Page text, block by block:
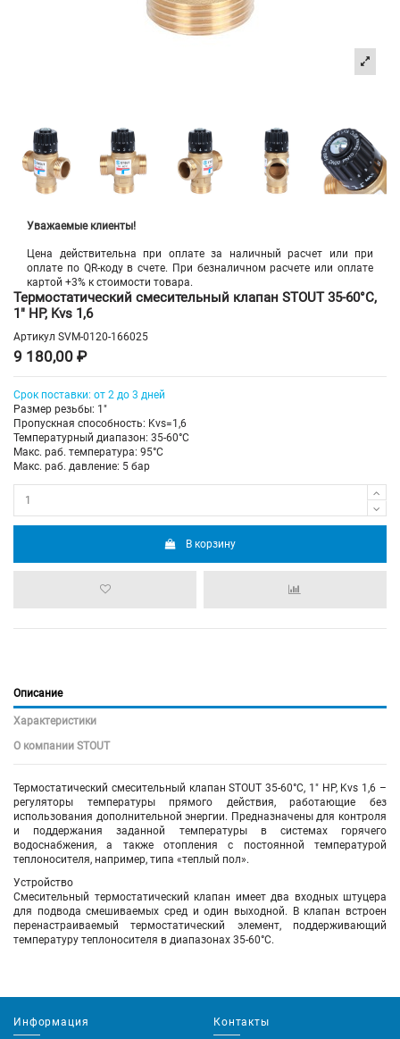
Уважаемые клиенты!
Цена действительна при оплате за наличный расчет или при
оплате по QR-коду в счете. При безналичном расчете или оплате
картой +3% к стоимости товара.
Термостатический смесительный клапан STOUT 35-60°C,
1" НР, Kvs 1,6
Артикул SVM-0120-166025
9 180,00 ₽
Срок поставки: от 2 до 3 дней
Размер резьбы: 1"
Пропускная способность: Kvs=1,6
Температурный диапазон: 35-60°С
Макс. раб. температура: 95°C
Макс. раб. давление: 5 бар
В корзину
Описание
Характеристики
О компании STOUT
Термостатический смесительный клапан STOUT 35-60°C, 1" НР, Kvs 1,6 –
регуляторы температуры прямого действия, работающие без
использования дополнительной энергии. Предназначены для контроля
и поддержания заданной температуры в системах горячего
водоснабжения, а также отопления с постоянной температурой
теплоносителя, например, типа «теплый пол».
Устройство
Смесительный термостатический клапан имеет два входных штуцера
для подвода смешиваемых сред и один выходной. В клапан встроен
перенастраиваемый термостатический элемент, поддерживающий
температуру теплоносителя в диапазонах 35-60°С.
Информация Контакты